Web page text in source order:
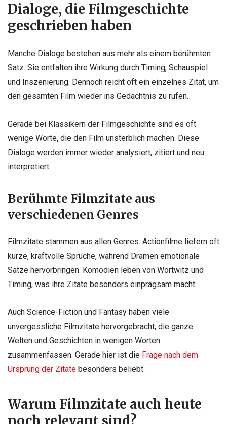
Dialoge, die Filmgeschichte
geschrieben haben
Manche Dialoge bestehen aus mehr als einem berühmten
Satz. Sie entfalten ihre Wirkung durch Timing, Schauspiel
und Inszenierung. Dennoch reicht oft ein einzelnes Zitat, um
den gesamten Film wieder ins Gedächtnis zu rufen.
Gerade bei Klassikern der Filmgeschichte sind es oft
wenige Worte, die den Film unsterblich machen. Diese
Dialoge werden immer wieder analysiert, zitiert und neu
interpretiert.
Berühmte Filmzitate aus
verschiedenen Genres
Filmzitate stammen aus allen Genres. Actionfilme liefern oft
kurze, kraftvolle Sprüche, während Dramen emotionale
Sätze hervorbringen. Komödien leben von Wortwitz und
Timing, was ihre Zitate besonders einprägsam macht.
Auch Science-Fiction und Fantasy haben viele
unvergessliche Filmzitate hervorgebracht, die ganze
Welten und Geschichten in wenigen Worten
zusammenfassen. Gerade hier ist die Frage nach dem
Ursprung der Zitate besonders beliebt.
Warum Filmzitate auch heute